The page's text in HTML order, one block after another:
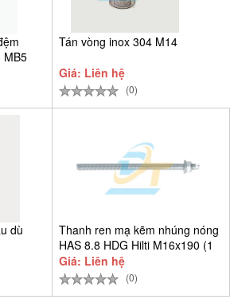
MB5
Tán vòng inox 304 M14
Giá: Liên hệ
(0)
dù
Thanh ren mạ kẽm nhúng nóng
HAS 8.8 HDG Hilti M16x190 (1
Giá: Liên hệ
(0)